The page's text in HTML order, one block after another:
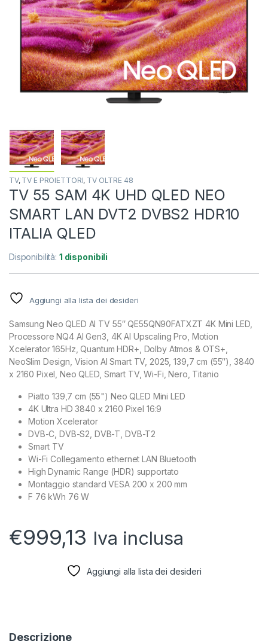
TV, TV E PROIETTORI, TV OLTRE 48
TV 55 SAM 4K UHD QLED NEO
SMART LAN DVT2 DVBS2 HDR10
ITALIA QLED
Disponibilità: 1 disponibili
Aggiungi alla lista dei desideri
Samsung Neo QLED AI TV 55″ QE55QN90FATXZT 4K Mini LED,
Processore NQ4 AI Gen3, 4K AI Upscaling Pro, Motion
Xcelerator 165Hz, Quantum HDR+, Dolby Atmos & OTS+,
NeoSlim Design, Vision AI Smart TV, 2025, 139,7 cm (55″), 3840
x 2160 Pixel, Neo QLED, Smart TV, Wi-Fi, Nero, Titanio
Piatto 139,7 cm (55") Neo QLED Mini LED
4K Ultra HD 3840 x 2160 Pixel 16:9
Motion Xcelerator
DVB-C, DVB-S2, DVB-T, DVB-T2
Smart TV
Wi-Fi Collegamento ethernet LAN Bluetooth
High Dynamic Range (HDR) supportato
Montaggio standard VESA 200 x 200 mm
F 76 kWh 76 W
€999,13 Iva inclusa
Aggiungi alla lista dei desideri
Descrizione